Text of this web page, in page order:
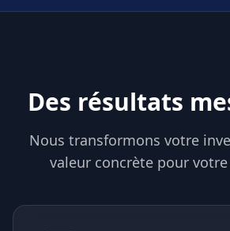
Des résultats
Nous transformons votre
valeur concrète pour